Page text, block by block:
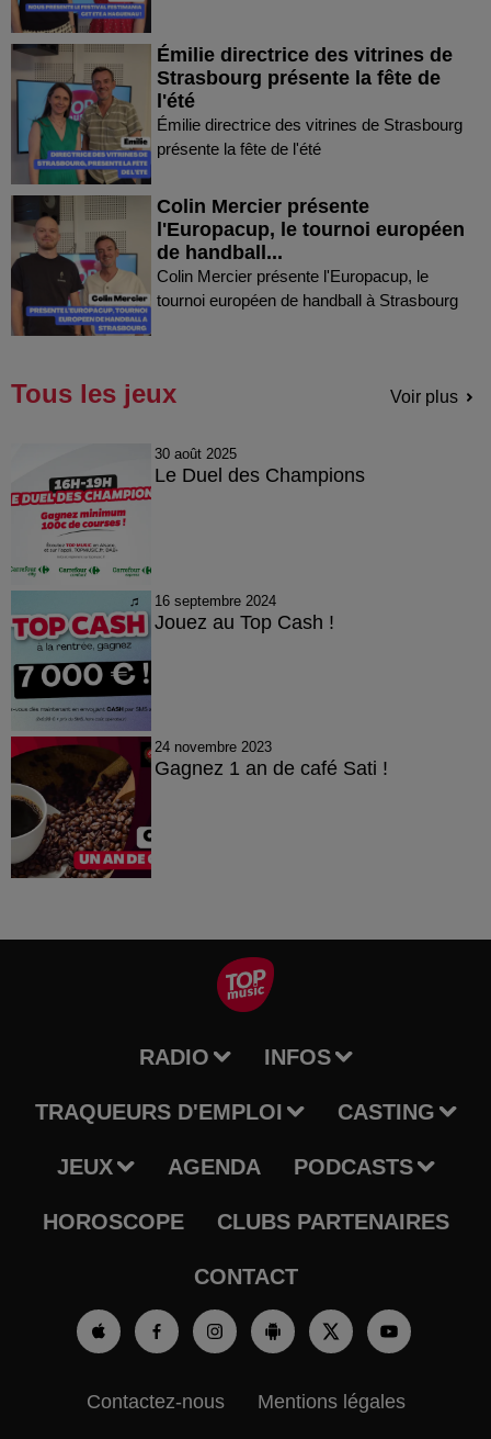
Émilie directrice des vitrines de
Strasbourg présente la fête de
l'été
Émilie directrice des vitrines de Strasbourg
présente la fête de l'été
Colin Mercier présente
l'Europacup, le tournoi européen
de handball...
Colin Mercier présente l'Europacup, le
tournoi européen de handball à Strasbourg
Tous les jeux Voir plus
30 août 2025
Le Duel des Champions
16 septembre 2024
Jouez au Top Cash !
24 novembre 2023
Gagnez 1 an de café Sati !
RADIO INFOS
TRAQUEURS D'EMPLOI CASTING
JEUX AGENDA PODCASTS
HOROSCOPE CLUBS PARTENAIRES
CONTACT
Contactez-nous Mentions légales